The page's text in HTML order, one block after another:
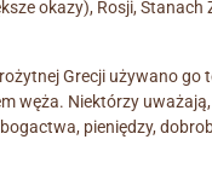
okazy), Rosji, Stanach
Grecji używano go
węża. Niektórzy
pieniędzy,